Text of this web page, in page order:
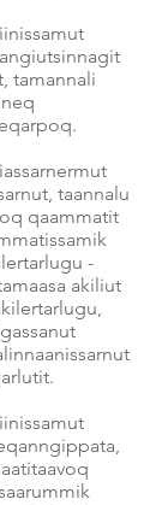
tamannali
taannalu
qaammatit
-
akiliut